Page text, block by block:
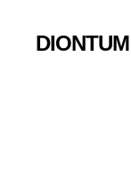
DIONTUM